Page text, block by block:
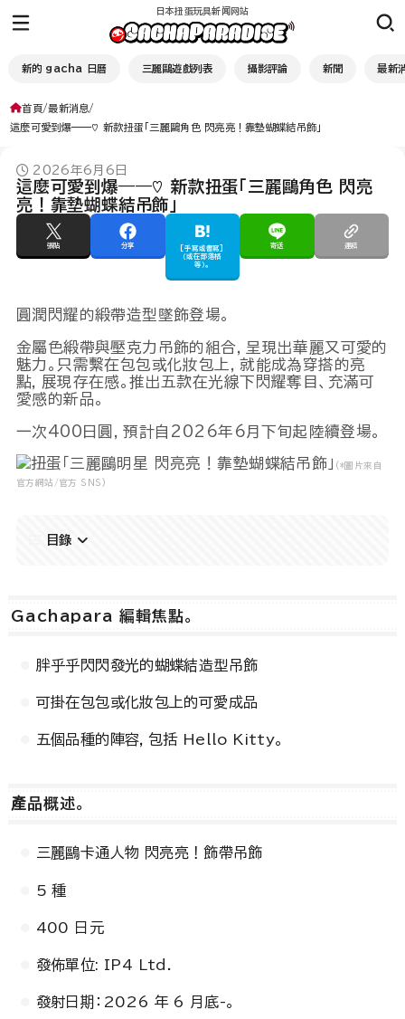
日本扭蛋玩具新闻网站
新的 gacha 日曆 三麗鷗遊戲列表 攝影評論 新聞 最新
首頁 最新消息
這麼可愛到爆——♡ 新款扭蛋「三麗鷗角色 閃亮亮！靠墊蝴蝶結吊飾」
2026年6月6日
這麼可愛到爆——♡ 新款扭蛋「三麗鷗角色 閃亮
亮！靠墊蝴蝶結吊飾」
張貼 分享
[手寫或書寫]
（或在部落格
等）。
寄送 連結
Powered by GliaStudios
圓潤閃耀的緞帶造型墜飾登場。
金屬色緞帶與壓克力吊飾的組合，呈現出華麗又可愛的
魅力。只需繫在包包或化妝包上，就能成為穿搭的亮
點，展現存在感。推出五款在光線下閃耀奪目、充滿可
愛感的新品。
一次400日圓，預計自2026年6月下旬起陸續登場。
(*圖片來自
官方網站/官方 SNS)
目錄
Gachapara 編輯焦點。
胖乎乎閃閃發光的蝴蝶結造型吊飾
可掛在包包或化妝包上的可愛成品
五個品種的陣容，包括 Hello Kitty。
產品概述。
三麗鷗卡通人物 閃亮亮！飾帶吊飾
5 種
400 日元
發佈單位: IP4 Ltd.
發射日期：2026 年 6 月底-。